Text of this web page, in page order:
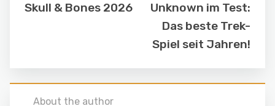
Skull & Bones 2026
Unknown im Test:
Das beste Trek-
Spiel seit Jahren!
About the author